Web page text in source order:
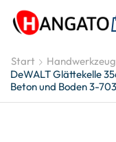
Start
DeWALT Glättekelle
Beton und Boden 3-703